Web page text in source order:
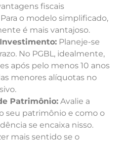
fiscais
o modelo simplificado,
é mais vantajoso.
Planeje-se
No PGBL, idealmente,
após pelo menos 10 anos
menores alíquotas no
Patrimônio: Avalie a
seu patrimônio e como o
se encaixa nisso.
mais sentido se o